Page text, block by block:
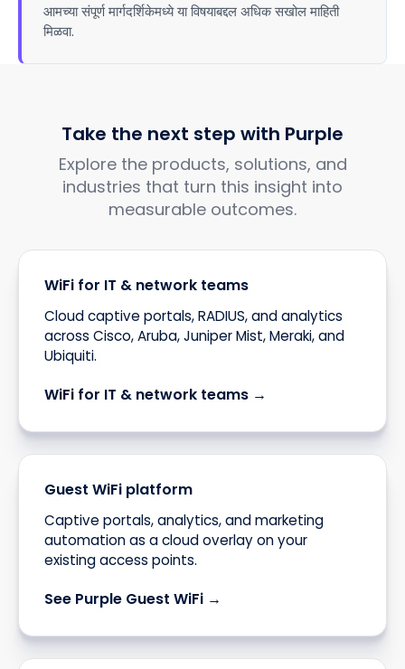
आमच्या संपूर्ण मार्गदर्शिकेमध्ये या विषयाबद्दल अधिक सखोल माहिती
मिळवा.
Take the next step with Purple
Explore the products, solutions, and
industries that turn this insight into
measurable outcomes.
WiFi for IT & network teams
Cloud captive portals, RADIUS, and analytics
across Cisco, Aruba, Juniper Mist, Meraki, and
Ubiquiti.
WiFi for IT & network teams →
Guest WiFi platform
Captive portals, analytics, and marketing
automation as a cloud overlay on your
existing access points.
See Purple Guest WiFi →